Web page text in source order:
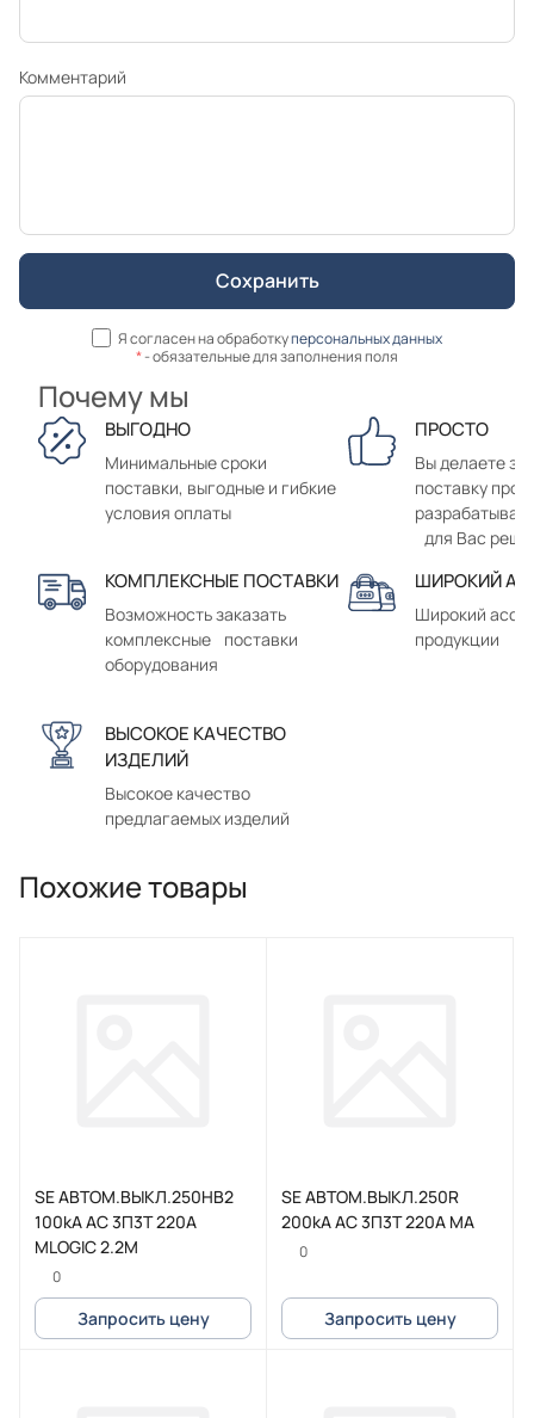
Комментарий
Я согласен на обработкуперсональных данных
*- обязательные для заполнения поля
Почему мы
ВЫГОДНО
Минимальные сроки
поставки, выгодные и гибкие
условия оплаты
ПРОСТО
Вы делаете
поставку
для Вас
КОМПЛЕКСНЫЕ ПОСТАВКИ
Возможность заказать
комплексные поставки
оборудования
ШИРОКИЙ
Широкий
продукции
ВЫСОКОЕ КАЧЕСТВО
ИЗДЕЛИЙ
Высокое качество
предлагаемых изделий
Похожие товары
SE АВТОМ.ВЫКЛ.250HB2
100kA AC 3П3Т 220A
MLOGIC 2.2M
0
Запросить цену
SE АВТОМ.ВЫКЛ.250R
200kA AC 3П3Т 220A MA
0
Запросить цену